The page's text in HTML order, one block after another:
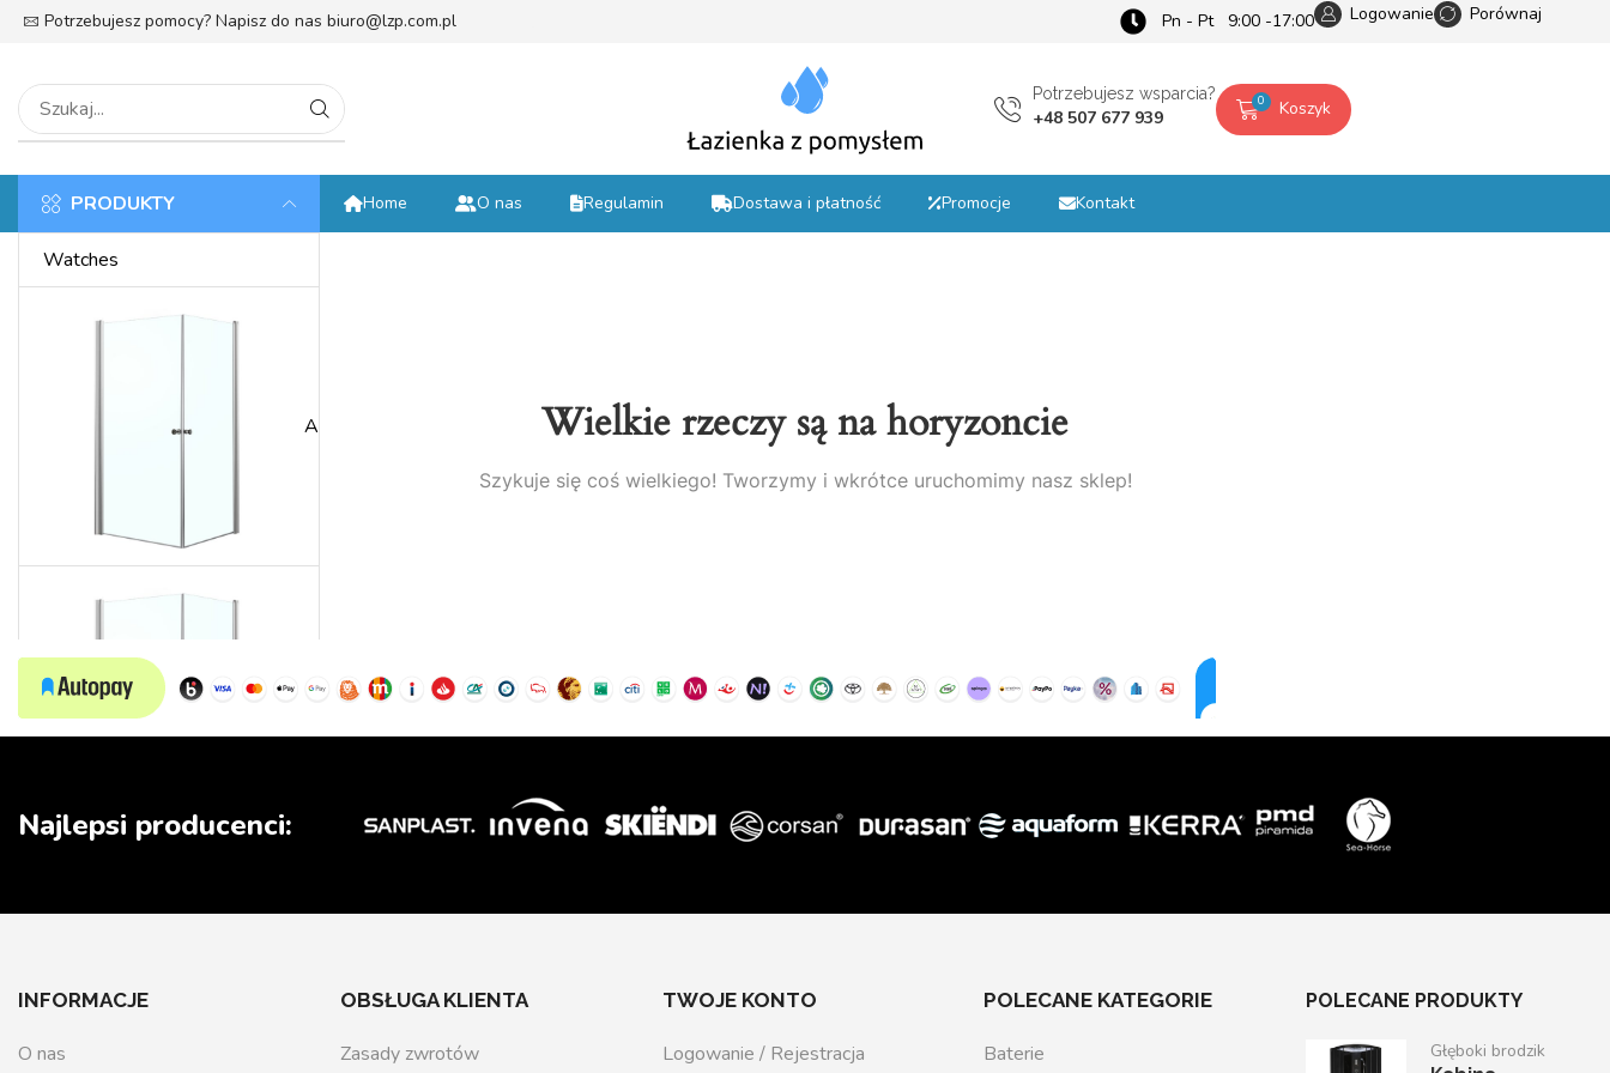
Potrzebujesz pomocy? Napisz do nas biuro@lzp.com.pl Pn - Pt 9:00 -17:00 Logowanie Porównaj
Potrzebujesz wsparcia?
+48 507 677 939
0 Koszyk
PRODUKTY
Watches
Anniversary
Wedding
Home O nas Regulamin Dostawa i płatność Promocje Kontakt
Wielkie rzeczy są na horyzoncie
Szykuje się coś wielkiego! Tworzymy i wkrótce uruchomimy nasz sklep!
Najlepsi producenci:
INFORMACJE
O nas
OBSŁUGA KLIENTA
Zasady zwrotów
TWOJE KONTO
Logowanie / Rejestracja
POLECANE KATEGORIE
Baterie
POLECANE PRODUKTY
Głęboki brodzik